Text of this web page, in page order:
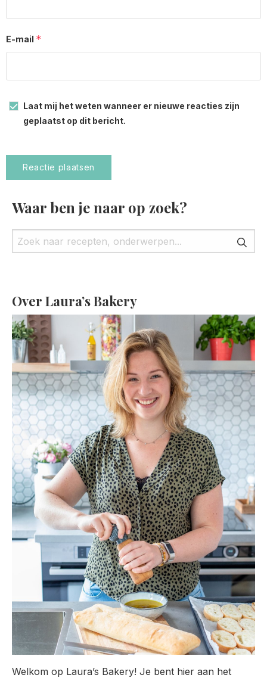
E-mail *
Laat mij het weten wanneer er nieuwe reacties zijn
geplaatst op dit bericht.
Waar ben je naar op zoek?
Over Laura’s Bakery
Welkom op Laura’s Bakery! Je bent hier aan het